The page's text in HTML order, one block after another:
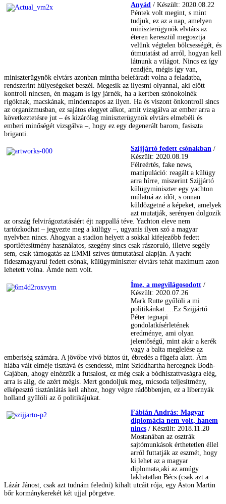
Anyád / Készült: 2020.08.22
Péntek volt megint, s mint
tudjuk, ez az a nap, amelyen
miniszterügynök elvtárs az
éteren keresztül megosztja
velünk végtelen bölcsességét, és
útmutatást ad arról, hogyan kell
látnunk a világot. Nincs ez így
rendjén, mégis így van,
miniszterügynök elvtárs azonban mintha belefáradt volna a feladatba,
rendszerint hülyeségeket beszél. Megesik az ilyesmi olyannal, aki előtt
kontroll nincsen, én magam is így járnék, ha a kertben szónokolnék
rigóknak, macskának, mindennapos az ilyen. Ha és viszont önkontroll sincs
az organizmusban, ez sajátos elegyet alkot, amit vizsgálva az ember arra a
következtetésre jut – és kizárólag miniszterügynök elvtárs elmebéli és
emberi minőségét vizsgálva –, hogy ez egy degenerált barom, fasiszta
briganti.
Szijjártó fedett csónakban /
Készült: 2020.08.19
Félreértés, fake news,
manipuláció: reagált a külügy
arra hírre, miszerint Szijjártó
külügyminiszter egy yachton
múlatná az időt, s onnan
küldözgetné a képeket, amelyek
azt mutatják, serényen dolgozik
az ország felvirágoztatásáért éjt nappallá téve. Yachton eleve nem
tartózkodhat – jegyezte meg a külügy –, ugyanis ilyen szó a magyar
nyelvben nincs. Ahogyan a stadion helyett a sokkal kifejezőbb fedett
sportlétesítmény használatos, szegény sincs csak rászoruló, illetve segély
sem, csak támogatás az EMMI szíves útmutatásai alapján. A yacht
fideszmagyarul fedett csónak, külügyminiszter elvtárs tehát maximum azon
lehetett volna. Ámde nem volt.
Íme, a megvilágosodott /
Készült: 2020.07.26
Mark Rutte gyűlöli a mi
politikánkat….Ez Szijjártó
Péter tegnapi
gondolatkísérletének
eredménye, ami olyan
jelentőségű, mint akár a kerék
vagy a balta meglelése az
emberiség számára. A jövőbe vivő biztos út, ébredés a fügefa alatt. Ám
hiába vált elméje tisztává és csendessé, mint Sziddhartha hercegnek Bodh-
Gajában, ahogy elnézzük a futsalost, ez még csak a bódhiszattvaságra elég,
arra is alig, de azért mégis. Mert gondoljuk meg, micsoda teljesítmény,
elképesztő tisztánlátás kell ahhoz, hogy végre rádöbbenjen, ez a libernyák
holland gyűlöli az ő politikájukat.
Fábián András: Magyar
diplomácia nem volt, hanem
nincs / Készült: 2018.11.20
Mostanában az osztrák
sajtómunkások érthetetlen éllel
arról futtatják az eszmét, hogy
ki lehet az a magyar
diplomata,aki az amúgy
lakhatatlan Bécs (csak azt a
Lázár Jánost, csak azt tudnám feledni) kihalt utcáit rója, egy Aston Martin
bőr kormánykerekét két ujjal pörgetve.